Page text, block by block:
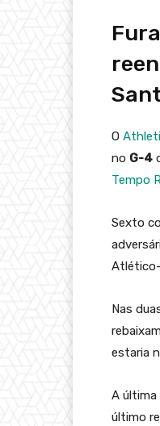
O
no G-4
Tempo
Sexto
Atlético-
Nas
estaria
A última
último